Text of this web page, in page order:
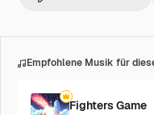
Empfohlene Musik für
Fighters Game